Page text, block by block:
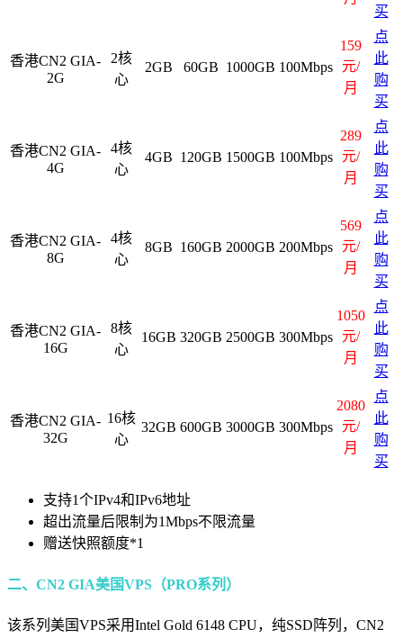
买
香港CN2 GIA-
2G
2核
心
2GB 60GB 1000GB 100Mbps
159
元/
月
点
此
购
买
香港CN2 GIA-
4G
4核
心
4GB 120GB 1500GB 100Mbps
289
元/
月
点
此
购
买
香港CN2 GIA-
8G
4核
心
8GB 160GB 2000GB 200Mbps
569
元/
月
点
此
购
买
香港CN2 GIA-
16G
8核
心
16GB 320GB 2500GB 300Mbps
1050
元/
月
点
此
购
买
香港CN2 GIA-
32G
16核
心
32GB 600GB 3000GB 300Mbps
2080
元/
月
点
此
购
买
支持1个IPv4和IPv6地址
超出流量后限制为1Mbps不限流量
赠送快照额度*1
二、CN2 GIA美国VPS（PRO系列 ）
该系列美国VPS采用Intel Gold 6148 CPU，纯SSD阵列，CN2